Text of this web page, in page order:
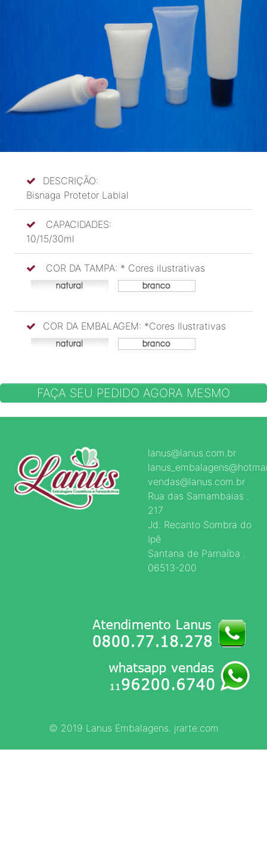
DESCRIÇÃO:
Bisnaga Protetor Labial
CAPACIDADES:
10/15/30ml
COR DA TAMPA: * Cores ilustrativas
COR DA EMBALAGEM: *Cores Ilustrativas
FAÇA SEU PEDIDO AGORA MESMO
lanus@lanus.com.br
vendas@lanus.com.br
Rua das Samambaias .
217
Jd. Recanto Sombra do
Ipê
Santana de Parnaíba .
06513-200
© 2019 Lanus Embalagens. jrarte.com